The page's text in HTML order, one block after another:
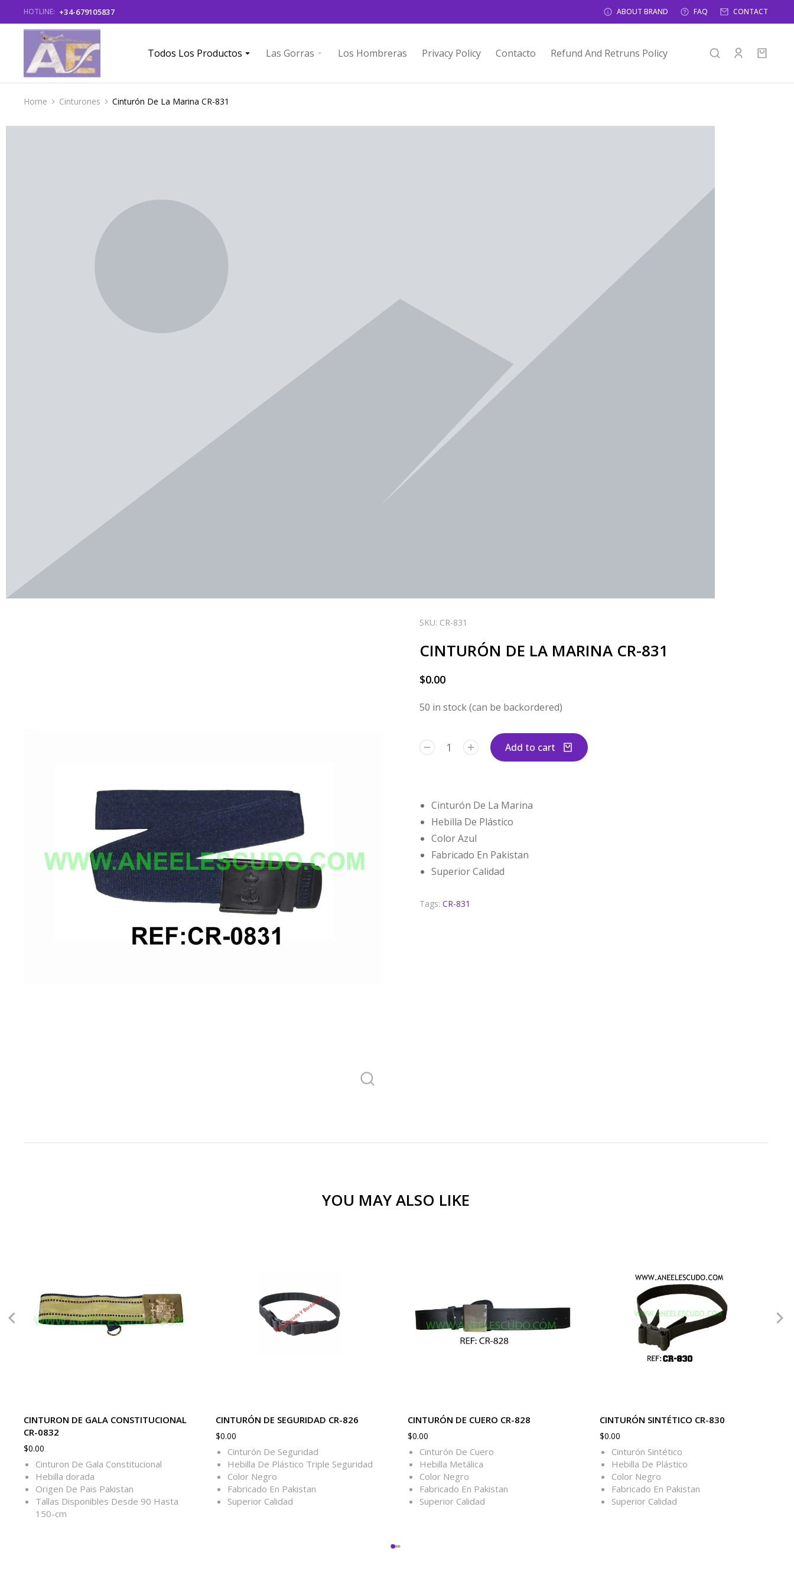
HOTLINE: +34-679105837 ABOUT BRAND FAQ CONTACT
Todos Los Productos Las Gorras Los Hombreras Privacy Policy Contacto Refund And Retruns Policy
You are here:
Home Cinturones Cinturón De La Marina CR-831
SKU: CR-831
CINTURÓN DE LA MARINA CR-831
$0.00
50 in stock (can be backordered)
Add to cart
Cinturón De La Marina
Hebilla De Plástico
Color Azul
Fabricado En Pakistan
Superior Calidad
Tags: CR-831
YOU MAY ALSO LIKE
CINTURON DE GALA CONSTITUCIONAL
CR-0832
$0.00
Cinturon De Gala Constitucional
Hebilla dorada
Origen De Pais Pakistan
Tallas Disponibles Desde 90 Hasta
150-cm
CINTURÓN DE SEGURIDAD CR-826
$0.00
Cinturón De Seguridad
Hebilla De Plástico Triple Seguridad
Color Negro
Fabricado En Pakistan
Superior Calidad
CINTURÓN DE CUERO CR-828
$0.00
Cinturón De Cuero
Hebilla Metálica
Color Negro
Fabricado En Pakistan
Superior Calidad
CINTURÓN SINTÉTICO CR-830
$0.00
Cinturón Sintético
Hebilla De Plástico
Color Negro
Fabricado En Pakistan
Superior Calidad